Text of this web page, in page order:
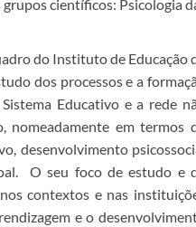
científicos: Psicologia
do Instituto de Educação
dos processos e a
Educativo e a rede
nomeadamente em termos
desenvolvimento
O seu foco de estudo e
contextos e nas
e o